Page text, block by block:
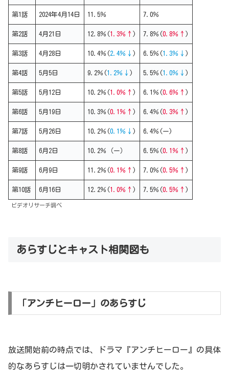
第1話 2024年4月14日 11.5％ 7.0％
第2話 4月21日 12.8％(1.3％↑ ) 7.8％(0.8％↑ )
第3話 4月28日 10.4％(2.4％↓ ) 6.5％(1.3％↓ )
第4話 5月5日 9.2％(1.2％↓ ) 5.5％(1.0％↓ )
第5話 5月12日 10.2％(1.0％↑ ) 6.1％(0.6％↑ )
第6話 5月19日 10.3％(0.1％↑ ) 6.4％(0.3％↑ )
第7話 5月26日 10.2％(0.1％↓ ) 6.4％(ー)
第8話 6月2日 10.2％（ー） 6.5％(0.1％↑ )
第9話 6月9日 11.2％(0.1％↑ ) 7.0％(0.5％↑ )
第10話 6月16日 12.2％(1.0％↑ ) 7.5％(0.5％↑ )
ビデオリサーチ調べ
あらすじとキャスト相関図も
「アンチヒーロー」のあらすじ
放送開始前の時点では、ドラマ『アンチヒーロー』の具体
的なあらすじは一切明かされていませんでした。